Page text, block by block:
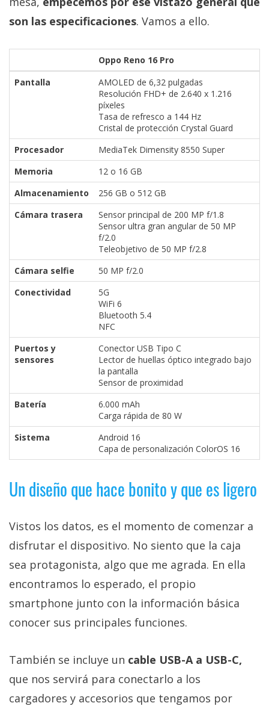
son las especificaciones. Vamos a ello.
Oppo Reno 16 Pro
Pantalla
AMOLED de 6,32 pulgadas
Resolución FHD+ de 2.640 x 1.216
píxeles
Tasa de refresco a 144 Hz
Cristal de protección Crystal Guard
Procesador
MediaTek Dimensity 8550 Super
Memoria
12 o 16 GB
Almacenamiento
256 GB o 512 GB
Cámara trasera
Sensor principal de 200 MP f/1.8
Sensor ultra gran angular de 50 MP
f/2.0
Teleobjetivo de 50 MP f/2.8
Cámara selfie
50 MP f/2.0
Conectividad
5G
WiFi 6
Bluetooth 5.4
NFC
Puertos y
sensores
Conector USB Tipo C
Lector de huellas óptico integrado bajo
la pantalla
Sensor de proximidad
Batería
6.000 mAh
Carga rápida de 80 W
Sistema
Android 16
Capa de personalización ColorOS 16
Un diseño que hace bonito y que es ligero
Vistos los datos, es el momento de comenzar a
disfrutar el dispositivo. No siento que la caja
sea protagonista, algo que me agrada. En ella
encontramos lo esperado, el propio
smartphone junto con la información básica
conocer sus principales funciones.
También se incluye un cable USB-A a USB-C,
que nos servirá para conectarlo a los
cargadores y accesorios que tengamos por